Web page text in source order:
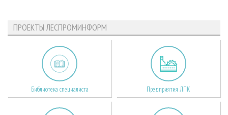
ПРОЕКТЫ ЛЕСПРОМИНФОРМ
Библиотека специалиста Предприятия ЛПК